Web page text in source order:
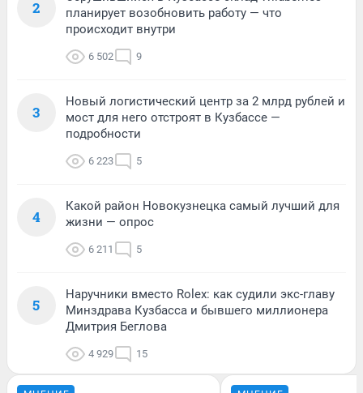
2
планирует возобновить работу — что
происходит внутри
6 502 9
3
Новый логистический центр за 2 млрд рублей и
мост для него отстроят в Кузбассе —
подробности
6 223 5
4
Какой район Новокузнецка самый лучший для
жизни — опрос
6 211 5
5
Наручники вместо Rolex: как судили экс-главу
Минздрава Кузбасса и бывшего миллионера
Дмитрия Беглова
4 929 15